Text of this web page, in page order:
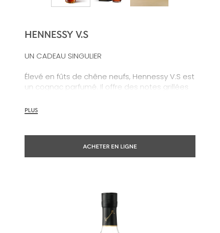
HENNESSY V.S
UN CADEAU SINGULIER
Élevé en fûts de chêne neufs, Hennessy V.S est
un cognac parfumé. Il offre des notes grillées
PLUS
ACHETER EN LIGNE